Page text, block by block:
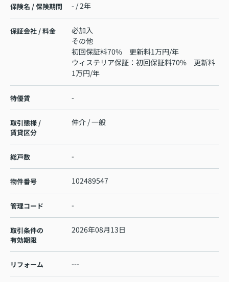
保険名 / 保険期間 - / 2年
保証会社 / 料金
必加入
その他
初回保証料70% 更新料1万円/年
ウィステリア保証：初回保証料70% 更新料
1万円/年
特優賃 -
取引態様 /
賃貸区分
仲介 / 一般
総戸数 -
物件番号 102489547
管理コード -
取引条件の
有効期限
2026年08月13日
リフォーム ---